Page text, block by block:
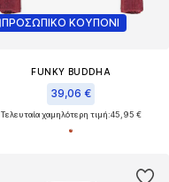
ΠΡΟΣΩΠΙΚΟ ΚΟΥΠΟΝΙ
FUNKY BUDDHA
39,06 €
Τελευταία χαμηλότερη τιμή:45,95 €